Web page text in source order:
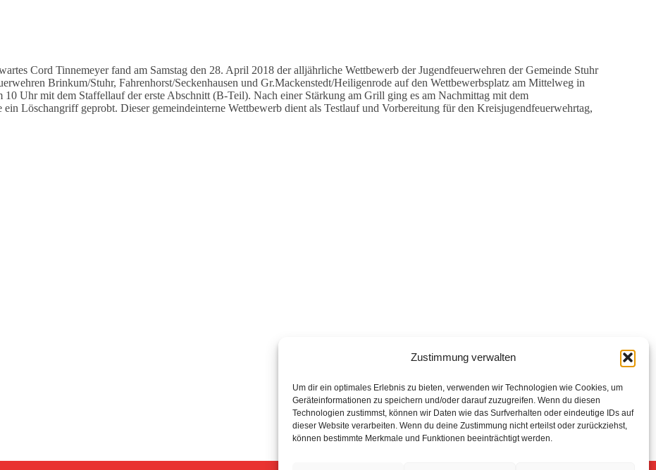
Zustimmung verwalten
Um dir ein optimales Erlebnis zu bieten, verwenden wir Technologien wie Cookies, um
Geräteinformationen zu speichern und/oder darauf zuzugreifen. Wenn du diesen
Technologien zustimmst, können wir Daten wie das Surfverhalten oder eindeutige IDs auf
dieser Website verarbeiten. Wenn du deine Zustimmung nicht erteilst oder zurückziehst,
können bestimmte Merkmale und Funktionen beeinträchtigt werden.
Cord Tinnemeyer fand am Samstag den 28. April 2018 der alljährliche Wettbewerb der Jugendfeuerwehren der Gemeinde Stuhr
Brinkum/Stuhr, Fahrenhorst/Seckenhausen und Gr.Mackenstedt/Heiligenrode auf den Wettbewerbsplatz am Mittelweg in
Uhr mit dem Staffellauf der erste Abschnitt (B-Teil). Nach einer Stärkung am Grill ging es am Nachmittag mit dem
Löschangriff geprobt. Dieser gemeindeinterne Wettbewerb dient als Testlauf und Vorbereitung für den Kreisjugendfeuerwehrtag,